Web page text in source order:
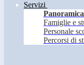
Servizi
Panoramica
Famiglie e
Personale
Percorsi di